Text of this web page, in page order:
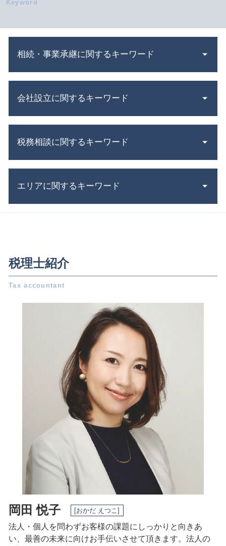
相続・事業承継に関するキーワード
会社分割 吸収
株式 譲渡 制限 会社
企業 合併
株式交換 わかりやすく
贈与税 対策
相続 種類
公正 証書 遺言
自社株買い メリット デメリット
遺留分 とは
相続税 シミュレーション
事業譲渡 従業員
会社設立に関するキーワード
合同会社 設立費用
法人化 メリット
会社設立 流れ
株式会社 資本金
募集 設立
会社設立 期間
定款 作成
合同会社 設立 流れ
株式会社 設立 メリット
個人事業主 から 法人化
節税対策 法人
会社設立後 手続き
法人化 手続き
税務相談に関するキーワード
法人税 赤字
決算書 とは
確定申告 時期
所得税 種類
会社 税金
税務調査 反面調査
青色 申告 条件
財務三表 とは
所得税 税率
青色申告 メリット
税務調査 サラリーマン
所得税 扶養
エリアに関するキーワード
相続 一宮市 相談
相続 稲沢市 相談
事業承継 稲沢市 相談
税務相談 日進市 税理士
相続 日進市 相談
税務相談 愛知県 相談
会社設立 日進市 税理士
会社設立 三重県 相談
事業承継 一宮市 相談
事業承継 岐阜県 相談
税務相談 名古屋市 相談
会社設立 愛知県 税理士
税務相談 一宮市 相談
事業承継 日進市 相談
会社設立 岐阜県 税理士
事業承継 愛知県 相談
税理士紹介
岡田 悦子 [おかだ えつこ]
法人・個人を問わずお客様の課題にしっかりと向きあ
い、最善の未来に向けお手伝いさせて頂きます。法人の